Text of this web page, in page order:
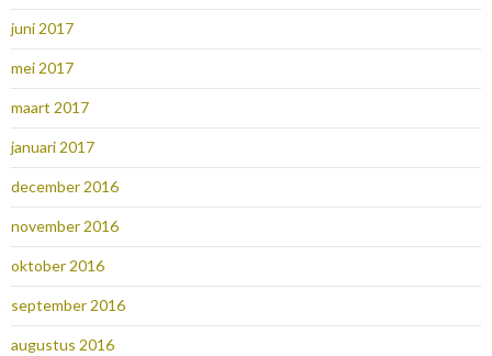
juni 2017
mei 2017
maart 2017
januari 2017
december 2016
november 2016
oktober 2016
september 2016
augustus 2016